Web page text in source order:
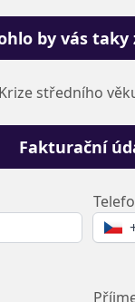
by vás
středního
Fakturační